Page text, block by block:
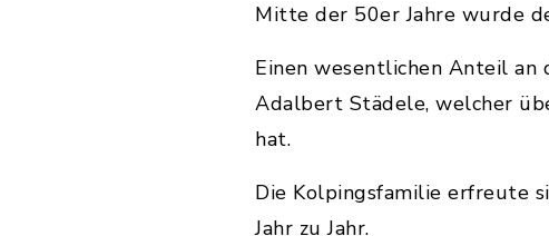
Mitte der 50er Jahre wurde
Einen wesentlichen Anteil an
Adalbert Städele, welcher
hat.
Die Kolpingsfamilie erfreute
Jahr zu Jahr.